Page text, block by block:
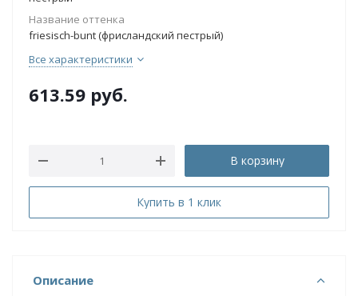
Название оттенка
friesisch-bunt (фрисландский пестрый)
Все характеристики
613.59 руб.
В корзину
Купить в 1 клик
Описание